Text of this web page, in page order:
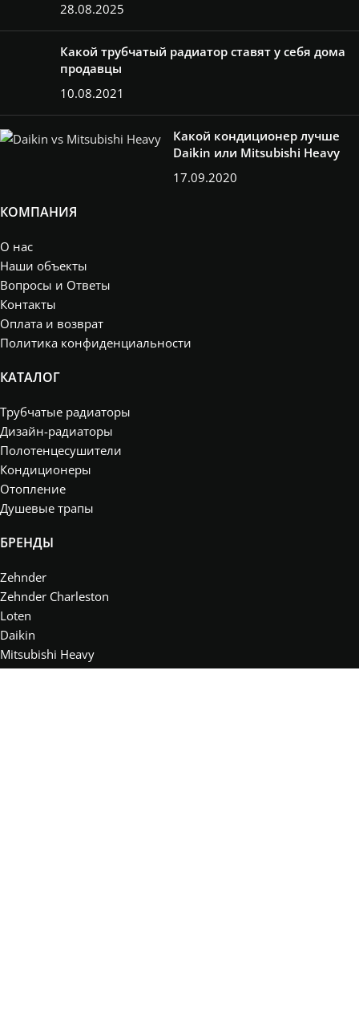
28.08.2025
Какой трубчатый радиатор ставят у себя дома
продавцы
10.08.2021
Какой кондиционер лучше
Daikin или Mitsubishi Heavy
17.09.2020
КОМПАНИЯ
О нас
Наши объекты
Вопросы и Ответы
Контакты
Оплата и возврат
Политика конфиденциальности
КАТАЛОГ
Трубчатые радиаторы
Дизайн-радиаторы
Полотенцесушители
Кондиционеры
Отопление
Душевые трапы
БРЕНДЫ
Zehnder
Zehnder Charleston
Loten
Daikin
Mitsubishi Heavy
Daveti